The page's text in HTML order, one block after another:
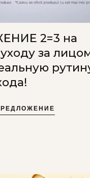
2=3 на
за